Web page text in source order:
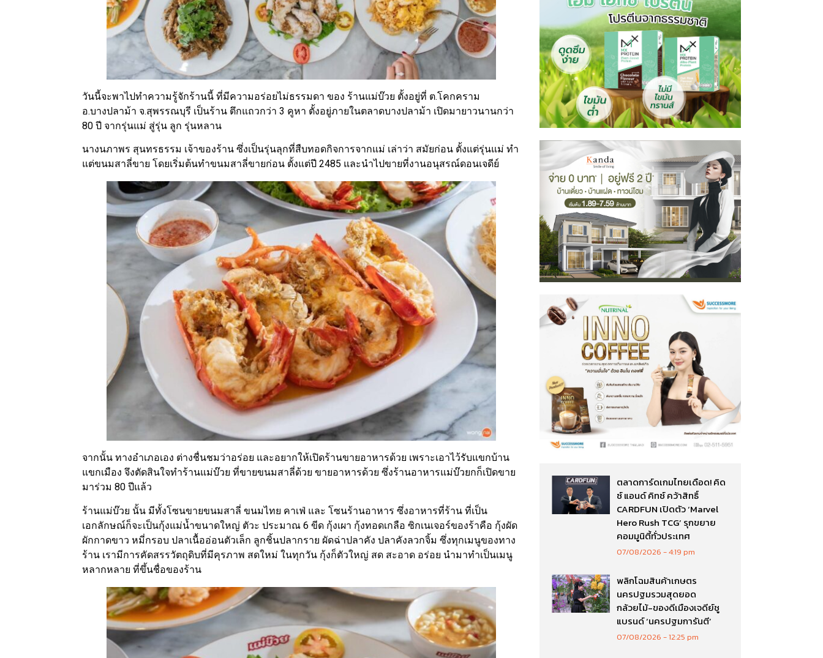
วันนี้จะพาไปทำความรู้จักร้านนี้ ที่มีความอร่อยไม่ธรรมดา ของ ร้านแม่บ๊วย ตั้งอยู่ที่ ต.โคกคราม
อ.บางปลาม้า จ.สุพรรณบุรี เป็นร้าน ตึกแถวกว่า 3 คูหา ตั้งอยู่ภายในตลาดบางปลาม้า เปิดมายาวนานกว่า
80 ปี จากรุ่นแม่ สู่รุ่น ลูก รุ่นหลาน
นางนภาพร สุนทรธรรม เจ้าของร้าน ซึ่งเป็นรุ่นลุกที่สืบทอดกิจการจากแม่ เล่าว่า สมัยก่อน ตั้งแต่รุ่นแม่ ทำ
แต่ขนมสาลี่ขาย โดยเริ่มต้นทำขนมสาลี่ขายก่อน ตั้งแต่ปี 2485 และนำไปขายที่งานอนุสรณ์ดอนเจดีย์
จากนั้น ทางอำเภอเอง ต่างชื่นชมว่าอร่อย และอยากให้เปิดร้านขายอาหารด้วย เพราะเอาไว้รับแขกบ้าน
แขกเมือง จึงตัดสินใจทำร้านแม่บ๊วย ที่ขายขนมสาลี่ด้วย ขายอาหารด้วย ซึ่งร้านอาหารแม่บ๊วยกก็เปิดขาย
มาร่วม 80 ปีแล้ว
ร้านแม่บ๊วย นั้น มีทั้งโซนขายขนมสาลี่ ขนมไทย คาเฟ่ และ โซนร้านอาหาร ซึ่งอาหารที่ร้าน ที่เป็น
เอกลักษณ์ก็จะเป็นกุ้งแม่น้ำขนาดใหญ่ ตัวะ ประมาณ 6 ขีด กุ้งเผา กุ้งทอดเกลือ ซิกเนเจอร์ของร้าคือ กุ้งผัด
ผักกาดขาว หมี่กรอบ ปลาเนื้ออ่อนตัวเล็ก ลูกชิ้นปลากราย ผัดฉ่าปลาคัง ปลาคังลวกจิ้ม ซึ่งทุกเมนูของทาง
ร้าน เรามีการคัดสรรวัตถุดิบที่มีคุรภาพ สดใหม่ ในทุกวัน กุ้งก็ตัวใหญ่ สด สะอาด อร่อย นำมาทำเป็นเมนู
หลากหลาย ที่ขึ้นชื่อของร้าน
ตลาดการ์ดเกมไทยเดือด! คิด
ซ์ แอนด์ คิทซ์ คว้าสิทธิ์
CARDFUN เปิดตัว ‘Marvel
Hero Rush TCG’ รุกขยาย
คอมมูนิตี้ทั่วประเทศ
07/08/2026 4:19 pm
พลิกโฉมสินค้าเกษตร
นครปฐมรวมสุดยอด
กล้วยไม้-ของดีเมืองเจดีย์ชู
แบรนด์ ‘นครปฐมการันตี’
07/08/2026 12:25 pm